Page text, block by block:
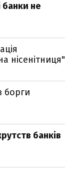
банки не
нісенітниця"
борги
банків